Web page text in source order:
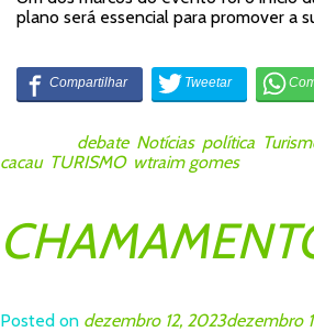
plano será essencial para promover a
debate, Notícias, política
cacau, TURISMO, wtraim gomes
Posted on dezembro 12, 2023dezembro